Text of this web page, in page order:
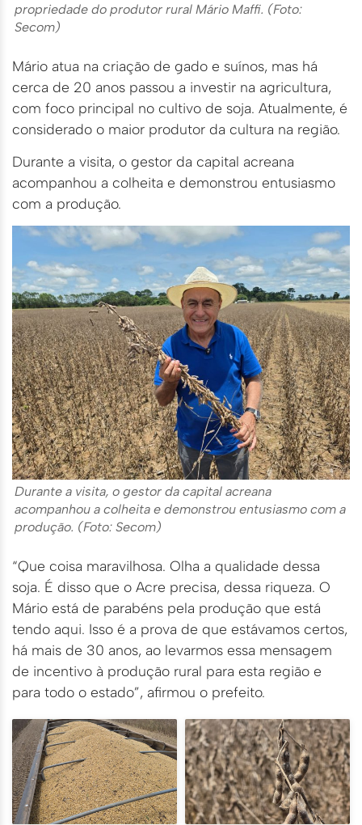
propriedade do produtor rural Mário Maffi. (Foto:
Secom)
Mário atua na criação de gado e suínos, mas há
cerca de 20 anos passou a investir na agricultura,
com foco principal no cultivo de soja. Atualmente, é
considerado o maior produtor da cultura na região.
Durante a visita, o gestor da capital acreana
acompanhou a colheita e demonstrou entusiasmo
com a produção.
Durante a visita, o gestor da capital acreana
acompanhou a colheita e demonstrou entusiasmo com a
produção. (Foto: Secom)
“Que coisa maravilhosa. Olha a qualidade dessa
soja. É disso que o Acre precisa, dessa riqueza. O
Mário está de parabéns pela produção que está
tendo aqui. Isso é a prova de que estávamos certos,
há mais de 30 anos, ao levarmos essa mensagem
de incentivo à produção rural para esta região e
para todo o estado”, afirmou o prefeito.